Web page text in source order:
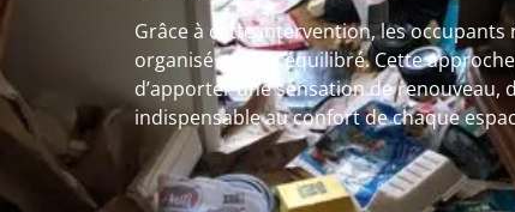
Grâce à cette intervention, les
organisé et plus équilibré. Cette
d’apporter une sensation de renouveau,
indispensable au confort de chaque